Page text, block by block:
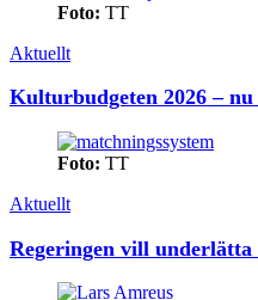
Foto: TT
Aktuellt
Kulturbudgeten 2026 – nu
Foto: TT
Aktuellt
Regeringen vill